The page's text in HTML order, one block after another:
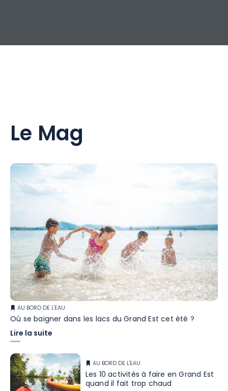
Le Mag
AU BORD DE L'EAU
Où se baigner dans les lacs du Grand Est cet été ?
Lire la suite
AU BORD DE L'EAU
Les 10 activités à faire en Grand Est
quand il fait trop chaud